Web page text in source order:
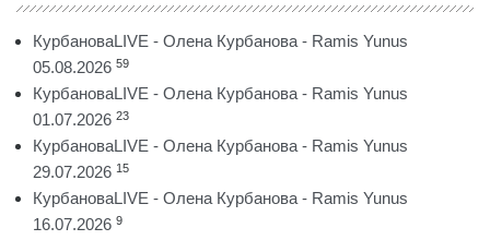
КурбановаLIVE - Олена Курбанова - Ramis Yunus
05.08.2026 59
КурбановаLIVE - Олена Курбанова - Ramis Yunus
01.07.2026 23
КурбановаLIVE - Олена Курбанова - Ramis Yunus
29.07.2026 15
КурбановаLIVE - Олена Курбанова - Ramis Yunus
16.07.2026 9